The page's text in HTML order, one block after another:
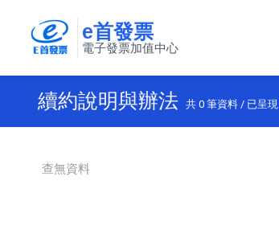
e首發票
電子發票加值中心
續約說明與辦法 共 0 筆資料 / 已呈現
查無資料